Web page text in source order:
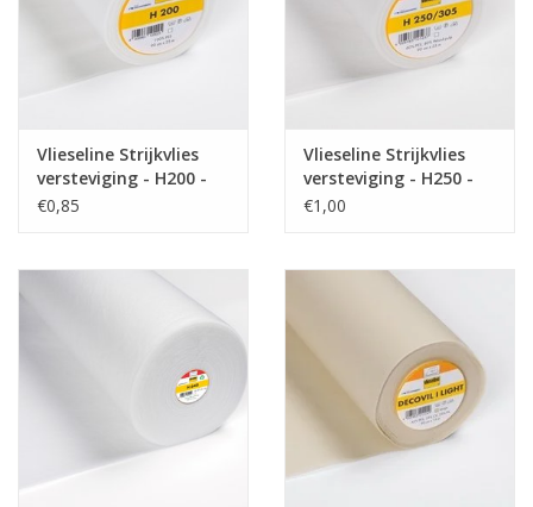
Vlieseline Strijkvlies
versteviging - H200 -
Wit
€0,85
Vlieseline Strijkvlies
versteviging - H250 -
Wit
€1,00